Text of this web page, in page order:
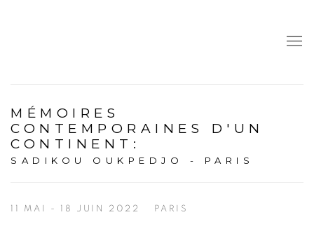
MÉMOIRES
CONTEMPORAINES D'UN
CONTINENT :
SADIKOU OUKPEDJO - PARIS
11 MAI - 18 JUIN 2022 PARIS